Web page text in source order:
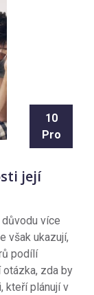
10
Pro
její
více
však ukazují,
podílí
zda by
kteří plánují v